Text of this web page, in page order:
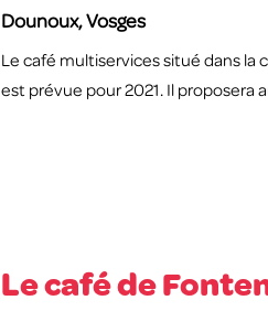
Le café multiservices situé dans la
est prévue pour 2021. Il proposera
Dounoux, Vosges
Le café de